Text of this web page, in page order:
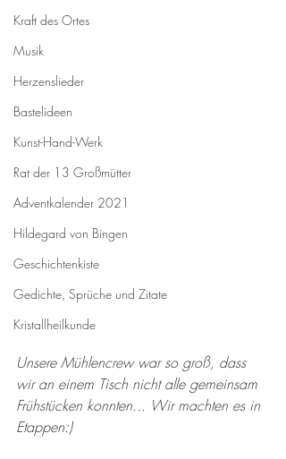
Kraft des Ortes
Musik
Herzenslieder
Bastelideen
Kunst-Hand-Werk
Rat der 13 Großmütter
Adventkalender 2021
Hildegard von Bingen
Geschichtenkiste
Gedichte, Sprüche und Zitate
Kristallheilkunde
Unsere Mühlencrew war so groß, dass
wir an einem Tisch nicht alle gemeinsam
Frühstücken konnten... Wir machten es in
Etappen:)